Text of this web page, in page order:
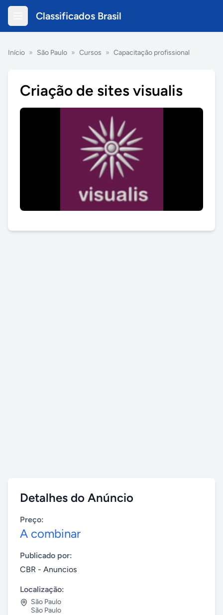
Classificados Brasil
Início » São Paulo » Cursos » Capacitação profissional
Criação de sites visualis
Detalhes do Anúncio
Preço:
A combinar
Publicado por:
CBR - Anuncios
Localização:
São Paulo
São Paulo